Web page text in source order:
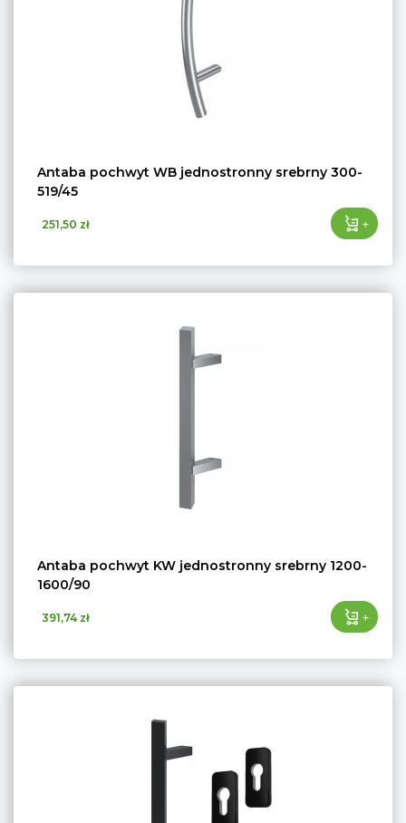
Antaba pochwyt WB jednostronny srebrny 300-
519/45
251,50 zł +
Antaba pochwyt KW jednostronny srebrny 1200-
1600/90
391,74 zł +